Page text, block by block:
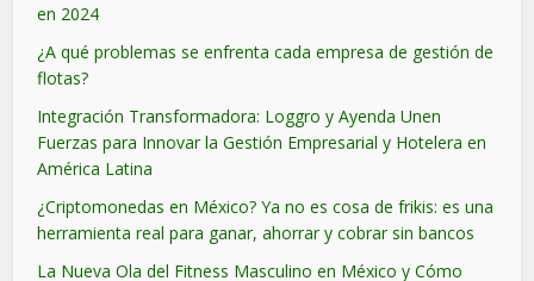
en 2024
¿A qué problemas se enfrenta cada empresa de gestión de
flotas?
Integración Transformadora: Loggro y Ayenda Unen
Fuerzas para Innovar la Gestión Empresarial y Hotelera en
América Latina
¿Criptomonedas en México? Ya no es cosa de frikis: es una
herramienta real para ganar, ahorrar y cobrar sin bancos
La Nueva Ola del Fitness Masculino en México y Cómo